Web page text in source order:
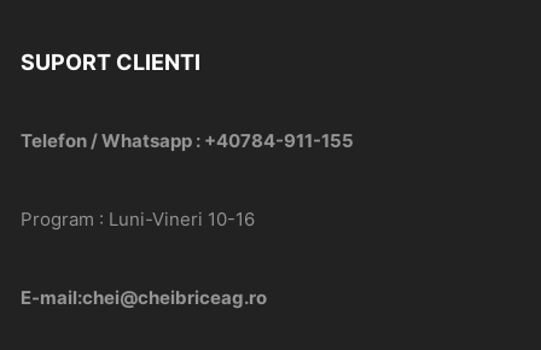
SUPORT CLIENTI
Telefon / Whatsapp : +40784-911-155
Program : Luni-Vineri 10-16
E-mail:chei@cheibriceag.ro